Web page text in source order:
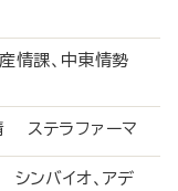
課、中東情勢
ステラファーマ
ンバイオ、アデ